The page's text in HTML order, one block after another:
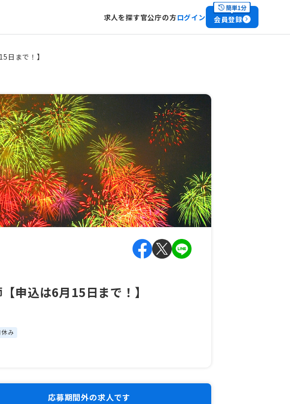
求人を探す官公庁の方ログイン 会員登録
日まで！】
申込は6月15日まで！】
み
応募期間外の求人です